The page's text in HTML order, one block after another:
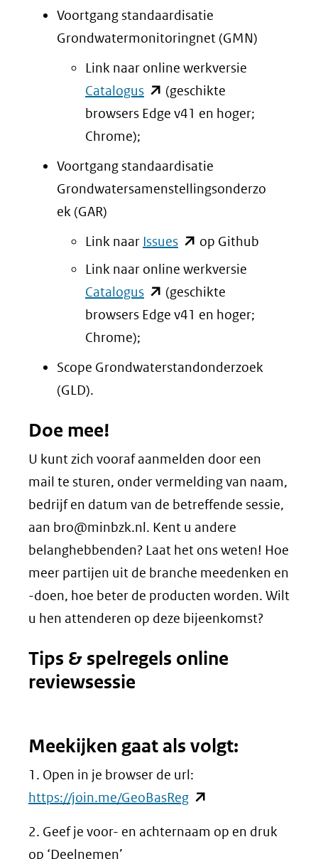
nieuw
venster)
naar
een
andere
website)
Voortgang standaardisatie
Grondwatermonitoringnet (GMN)
Link naar online werkversie
Catalogus(opent
in
venster)
(verwijst
andere
website)
(geschikte
browsers Edge v41 en hoger;
Chrome);
Voortgang standaardisatie
Grondwatersamenstellingsonderzo
ek (GAR)
Link naar Issues(opent
in
nieuw
venster)
een
op Github
Link naar online werkversie
Catalogus(opent
in
venster)
andere
(geschikte
browsers Edge v41 en hoger;
Chrome);
Scope Grondwaterstandonderzoek
(GLD).
Doe mee!
U kunt zich vooraf aanmelden door een
mail te sturen, onder vermelding van naam,
bedrijf en datum van de betreffende sessie,
aan bro@minbzk.nl. Kent u andere
belanghebbenden? Laat het ons weten! Hoe
meer partijen uit de branche meedenken en
-doen, hoe beter de producten worden. Wilt
u hen attenderen op deze bijeenkomst?
Tips & spelregels online
reviewsessie
Meekijken gaat als volgt:
1. Open in je browser de url:
https://join.me/GeoBasReg(opent
nieuw
2. Geef je voor- en achternaam op en druk
op ‘Deelnemen’